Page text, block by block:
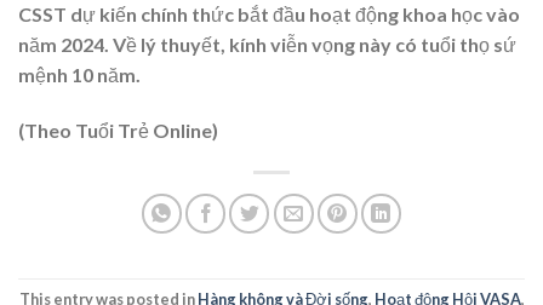
CSST dự kiến ​​chính thức bắt đầu hoạt động khoa học vào
năm 2024. Về lý thuyết, kính viễn vọng này có tuổi thọ sứ
mệnh 10 năm.
(Theo Tuổi Trẻ Online)
This entry was posted inHàng không và Đời sống, Hoạt động Hội VASA,